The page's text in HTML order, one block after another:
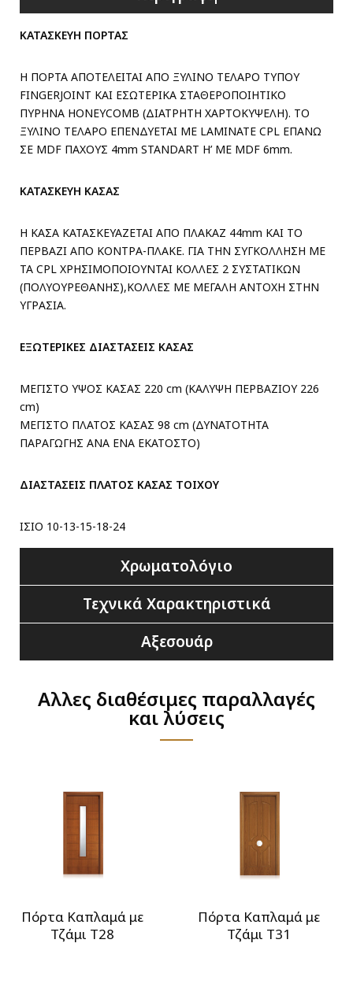
ΚΑΤΑΣΚΕΥΗ ΠΟΡΤΑΣ
Η ΠΟΡΤΑ ΑΠΟΤΕΛΕΙΤΑΙ ΑΠΟ ΞΥΛΙΝΟ ΤΕΛΑΡΟ ΤΥΠΟΥ
FINGERJOINT ΚΑΙ ΕΣΩΤΕΡΙΚΑ ΣΤΑΘΕΡΟΠΟΙΗΤΙΚΟ
ΠΥΡΗΝΑ HONEYCOMB (ΔΙΑΤΡΗΤΗ ΧΑΡΤΟΚΥΨΕΛΗ). ΤΟ
ΞΥΛΙΝΟ ΤΕΛΑΡΟ ΕΠΕΝΔΥΕΤΑΙ ΜΕ LAMINATE CPL ΕΠΑΝΩ
ΣΕ MDF ΠΑΧΟΥΣ 4mm STANDART H’ ME MDF 6mm.
ΚΑΤΑΣΚΕΥΗ ΚΑΣΑΣ
Η ΚΑΣΑ ΚΑΤΑΣΚΕΥΑΖΕΤΑΙ ΑΠΟ ΠΛΑΚΑΖ 44mm ΚΑΙ ΤΟ
ΠΕΡΒΑΖΙ ΑΠΟ ΚΟΝΤΡΑ-ΠΛΑΚΕ. ΓΙΑ ΤΗΝ ΣΥΓΚΟΛΛΗΣΗ ΜΕ
ΤΑ CPL ΧΡΗΣΙΜΟΠΟΙΟΥΝΤΑΙ ΚΟΛΛΕΣ 2 ΣΥΣΤΑΤΙΚΩΝ
(ΠΟΛΥΟΥΡΕΘΑΝΗΣ),ΚΟΛΛΕΣ ΜΕ ΜΕΓΑΛΗ ΑΝΤΟΧΗ ΣΤΗΝ
ΥΓΡΑΣΙΑ.
ΕΞΩΤΕΡΙΚΕΣ ΔΙΑΣΤΑΣΕΙΣ ΚΑΣΑΣ
ΜΕΓΙΣΤΟ ΥΨΟΣ ΚΑΣΑΣ 220 cm (ΚΑΛΥΨΗ ΠΕΡΒΑΖΙΟΥ 226
cm)
ΜΕΓΙΣΤΟ ΠΛΑΤΟΣ ΚΑΣΑΣ 98 cm (ΔΥΝΑΤΟΤΗΤΑ
ΠΑΡΑΓΩΓΗΣ ΑΝΑ ΕΝΑ ΕΚΑΤΟΣΤΟ)
ΔΙΑΣΤΑΣΕΙΣ ΠΛΑΤΟΣ ΚΑΣΑΣ ΤΟΙΧΟΥ
ΙΣΙΟ 10-13-15-18-24
Χρωματολόγιο
Τεχνικά Χαρακτηριστικά
Αξεσουάρ
Αλλες διαθέσιμες παραλλαγές
και λύσεις
Πόρτα Καπλαμά με
Τζάμι T28
Πόρτα Καπλαμά με
Τζάμι T31